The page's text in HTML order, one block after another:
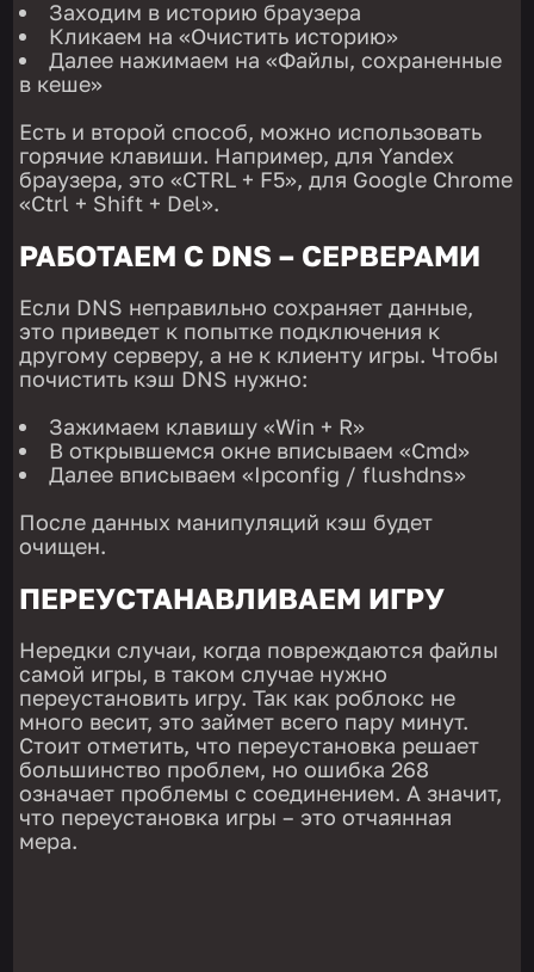
Заходим в историю браузера
Кликаем на «Очистить историю»
Далее нажимаем на «Файлы, сохраненные
в кеше»
Есть и второй способ, можно использовать
горячие клавиши. Например, для Yandex
браузера, это «CTRL + F5», для Google Chrome
«Ctrl + Shift + Del».
РАБОТАЕМ С DNS – СЕРВЕРАМИ
Если DNS неправильно сохраняет данные,
это приведет к попытке подключения к
другому серверу, а не к клиенту игры. Чтобы
почистить кэш DNS нужно:
Зажимаем клавишу «Win + R»
В открывшемся окне вписываем «Cmd»
Далее вписываем «Ipconfig / flushdns»
После данных манипуляций кэш будет
очищен.
ПЕРЕУСТАНАВЛИВАЕМ ИГРУ
Нередки случаи, когда повреждаются файлы
самой игры, в таком случае нужно
переустановить игру. Так как роблокс не
много весит, это займет всего пару минут.
Стоит отметить, что переустановка решает
большинство проблем, но ошибка 268
означает проблемы с соединением. А значит,
что переустановка игры – это отчаянная
мера.